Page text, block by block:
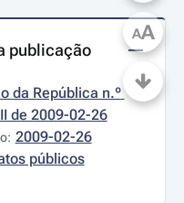
publicação
da República n.º
de 2009-02-26
2009-02-26
públicos
AA